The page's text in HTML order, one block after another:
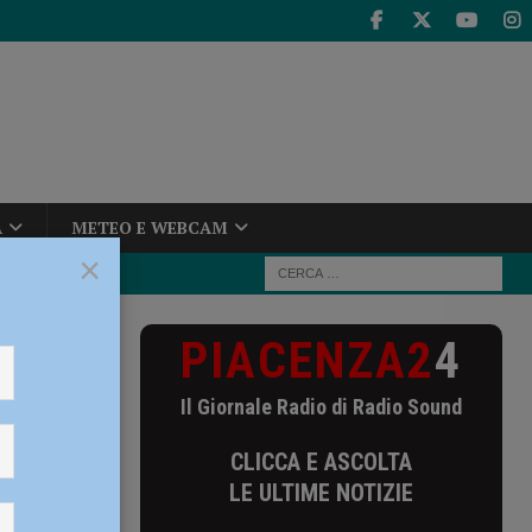
METEO E WEBCAM
PIACENZA24
Il Giornale Radio di Radio Sound
CLICCA E ASCOLTA
LE ULTIME NOTIZIE
×